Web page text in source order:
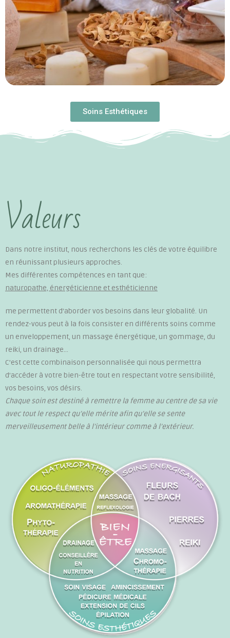
Soins Esthétiques
Valeurs
Dans notre institut, nous recherchons les clés de votre équilibre
en réunissant plusieurs approches.
Mes différentes compétences en tant que:
naturopathe, énergéticienne et esthéticienne
me permettent d’aborder vos besoins dans leur globalité. Un
rendez-vous peut à la fois consister en différents soins comme
un enveloppement, un massage énergétique, un gommage, du
reiki, un drainage…
C’est cette combinaison personnalisée qui nous permettra
d’accéder à votre bien-être tout en respectant votre sensibilité,
vos besoins, vos désirs.
Chaque soin est destiné à remettre la femme au centre de sa vie
avec tout le respect qu’elle mérite afin qu’elle se sente
merveilleusement belle à l’intérieur comme à l’extérieur.